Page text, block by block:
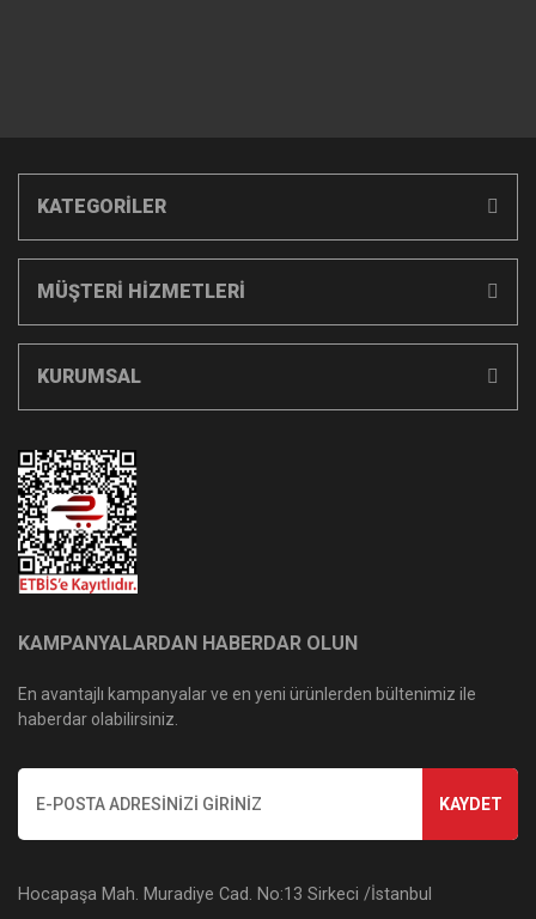
KATEGORİLER
MÜŞTERİ HİZMETLERİ
KURUMSAL
KAMPANYALARDAN HABERDAR OLUN
En avantajlı kampanyalar ve en yeni ürünlerden bültenimiz ile
haberdar olabilirsiniz.
KAYDET
Hocapaşa Mah. Muradiye Cad. No:13 Sirkeci /İstanbul